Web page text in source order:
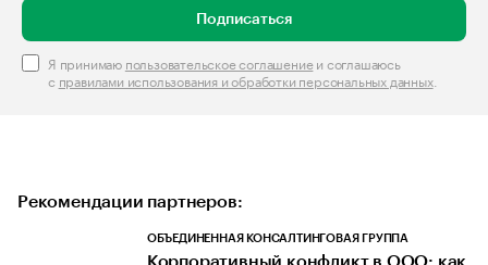
Подписаться
Я принимаю пользовательское соглашениеи соглашаюсь
с правилами использования и обработки персональных данных.
Рекомендации партнеров:
ОБЪЕДИНЕННАЯ КОНСАЛТИНГОВАЯ ГРУППА